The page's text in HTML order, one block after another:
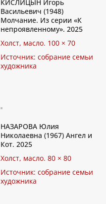
КИСЛИЦЫН Игорь
Васильевич (1948)
Молчание. Из серии «К
непроявленному». 2025
Холст, масло. 100 × 70
Источник: собрание семьи
художника
НАЗАРОВА Юлия
Николаевна (1967) Ангел и
Кот. 2025
Холст, масло. 80 × 80
Источник: собрание семьи
художника